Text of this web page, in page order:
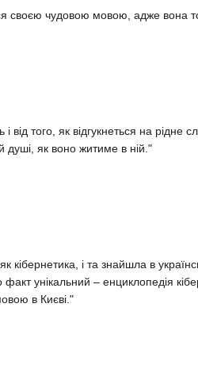
своєю чудовою мовою, адже вона
від того, як відгукнеться на рідне
душі, як воно житиме в ній."
кібернетика, і та знайшла в
унікальний – енциклопедія
в Києві."